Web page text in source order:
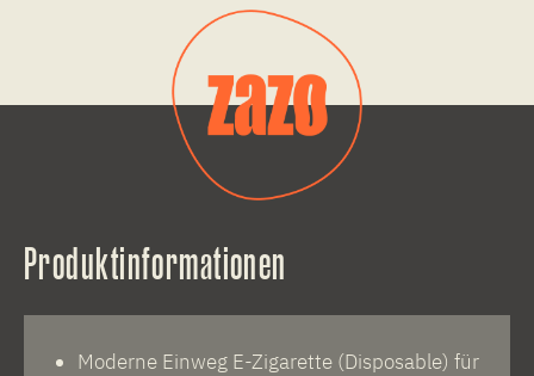
Produktinformationen
Moderne Einweg E-Zigarette (Disposable) für